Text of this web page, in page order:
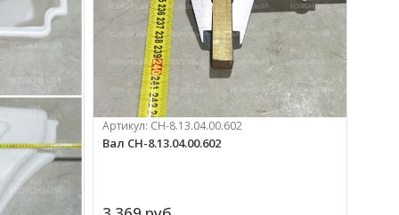
Артикул: СН-8.13.04.00.602
Вал СН-8.13.04.00.602